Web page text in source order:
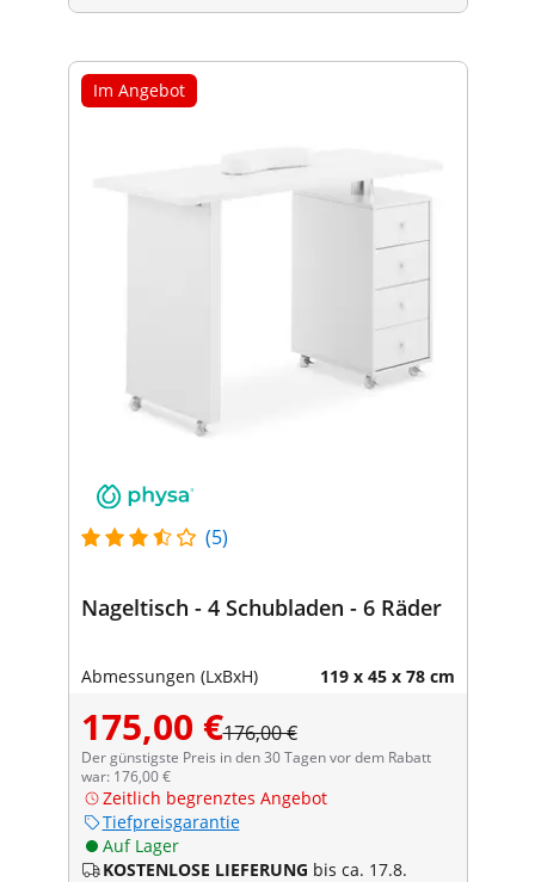
Im Angebot
(5)
Nageltisch - 4 Schubladen - 6 Räder
Abmessungen (LxBxH) 119 x 45 x 78 cm
175,00 €176,00 €
Der günstigste Preis in den 30 Tagen vor dem Rabatt
war: 176,00 €
Zeitlich begrenztes Angebot
Tiefpreisgarantie
Auf Lager
KOSTENLOSE LIEFERUNG bis ca. 17.8.